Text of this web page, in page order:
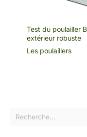
Test du poulailler
extérieur robuste
Les poulaillers